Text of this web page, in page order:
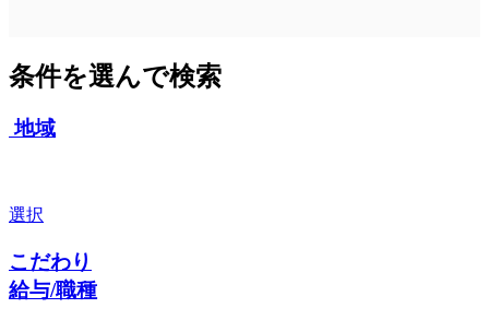
条件を選んで検索
地域
選択
こだわり
給与/職種